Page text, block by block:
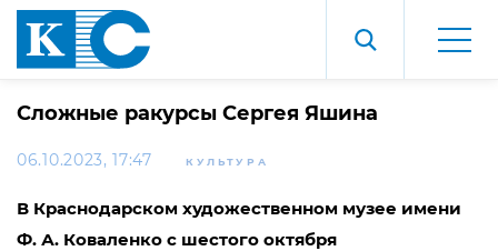
Сложные ракурсы Сергея Яшина
06.10.2023, 17:47 КУЛЬТУРА
В Краснодарском художественном музее имени
Ф. А. Коваленко с шестого октября